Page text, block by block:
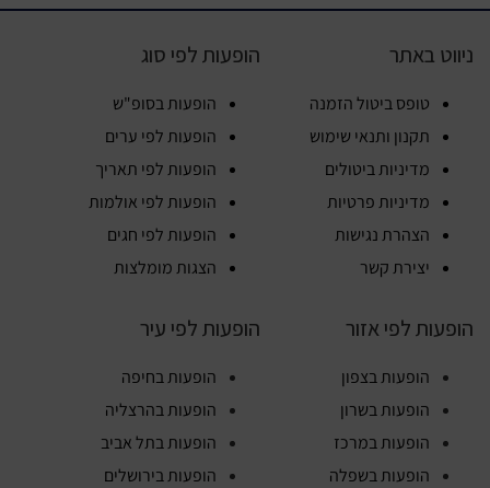
ניווט באתר
טופס ביטול הזמנה
תקנון ותנאי שימוש
מדיניות ביטולים
מדיניות פרטיות
הצהרת נגישות
יצירת קשר
הופעות לפי סוג
הופעות בסופ"ש
הופעות לפי ערים
הופעות לפי תאריך
הופעות לפי אולמות
הופעות לפי חגים
הצגות מומלצות
הופעות לפי אזור
הופעות בצפון
הופעות בשרון
הופעות במרכז
הופעות בשפלה
הופעות לפי עיר
הופעות בחיפה
הופעות בהרצליה
הופעות בתל אביב
הופעות בירושלים